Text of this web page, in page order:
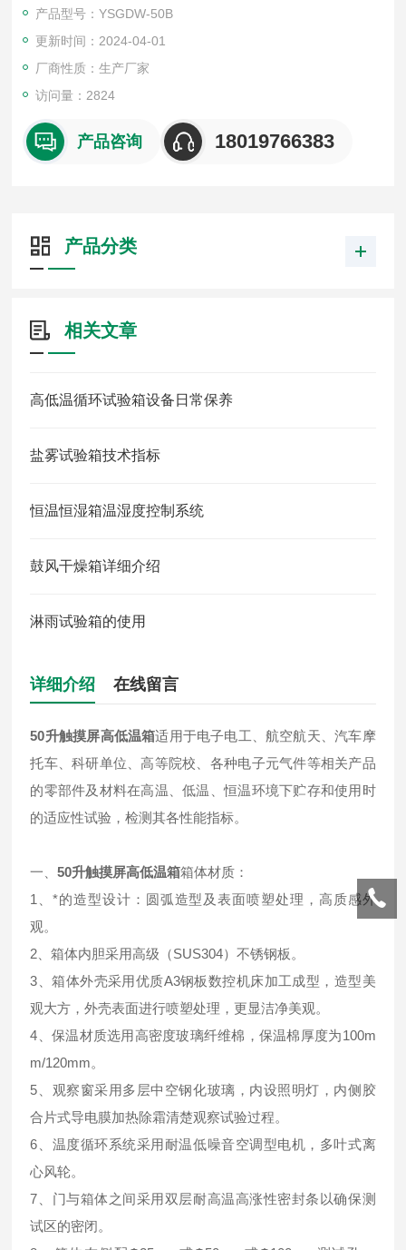
产品型号：YSGDW-50B
更新时间：2024-04-01
厂商性质：生产厂家
访问量：2824
产品咨询 18019766383
产品分类
相关文章
高低温循环试验箱设备日常保养
盐雾试验箱技术指标
恒温恒湿箱温湿度控制系统
鼓风干燥箱详细介绍
淋雨试验箱的使用
详细介绍 在线留言
50升触摸屏高低温箱适用于电子电工、航空航天、汽车摩
托车、科研单位、高等院校、各种电子元气件等相关产品
的零部件及材料在高温、低温、恒温环境下贮存和使用时
的适应性试验，检测其各性能指标。
一、50升触摸屏高低温箱箱体材质：
1、*的造型设计：圆弧造型及表面喷塑处理，高质感外
观。
2、箱体内胆采用高级（SUS304）不锈钢板。
3、箱体外壳采用优质A3钢板数控机床加工成型，造型美
观大方，外壳表面进行喷塑处理，更显洁净美观。
4、保温材质选用高密度玻璃纤维棉，保温棉厚度为100m
m/120mm。
5、观察窗采用多层中空钢化玻璃，内设照明灯，内侧胶
合片式导电膜加热除霜清楚观察试验过程。
6、温度循环系统采用耐温低噪音空调型电机，多叶式离
心风轮。
7、门与箱体之间采用双层耐高温高涨性密封条以确保测
试区的密闭。